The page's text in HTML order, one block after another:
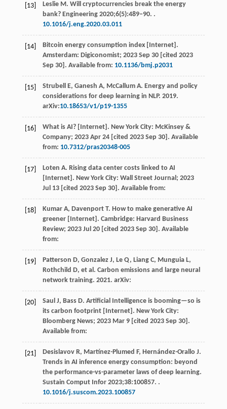
[13] Leslie M. Will cryptocurrencies break the energy
bank? Engineering 2020;6(5):489‒90. .
10.1016/j.eng.2020.03.011
[14]
Bitcoin energy consumption index [Internet].
Amsterdam: Digiconomist; 2023Sep 30 [cited 2023
Sep 30] . Available from: 10.1136/bmj.p2031
[15] Strubell E, Ganesh A, McCallum A. Energy and policy
considerations for deep learning in NLP. 2019.
arXiv:10.18653/v1/p19-1355
[16] What is AI? [Internet]. New York City: McKinsey &
Company; 2023Apr 24 [cited 2023 Sep 30]. Available
from: 10.7312/pras20348-005
[17] Loten A. Rising data center costs linked to AI
[Internet]. New York City: Wall Street Journal; 2023
Jul 13 [cited 2023 Sep 30]. Available from:
[18] Kumar A, Davenport T. How to make generative AI
greener [Internet]. Cambridge: Harvard Business
Review; 2023Jul 20 [cited 2023 Sep 30] . Available
from:
[19] Patterson D, Gonzalez J, Le Q, Liang C, Munguia L,
Rothchild D, et al. Carbon emissions and large neural
network training. 2021. arXiv:
[20] Saul J, Bass D. Artificial Intelligence is booming—so is
its carbon footprint [Internet]. New York City:
Bloomberg News; 2023Mar 9 [cited 2023 Sep 30].
Available from:
[21] Desislavov R, Martínez-Plumed F, Hernández-Orallo J.
Trends in AI inference energy consumption: beyond
the performance-vs-parameter laws of deep learning.
Sustain Comput Infor 2023;38:100857. .
10.1016/j.suscom.2023.100857